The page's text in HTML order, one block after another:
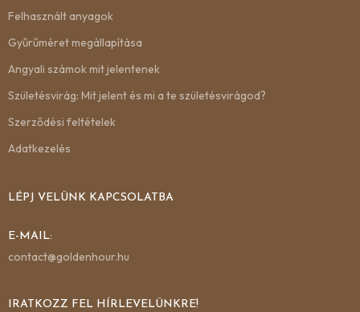
Felhasznált anyagok
Gyűrűméret megállapítása
Angyali számok mit jelentenek
Születésvirág: Mit jelent és mi a te születésvirágod?
Szerződési feltételek
Adatkezelés
LÉPJ VELÜNK KAPCSOLATBA
E-MAIL:
contact@goldenhour.hu
IRATKOZZ FEL HÍRLEVELÜNKRE!